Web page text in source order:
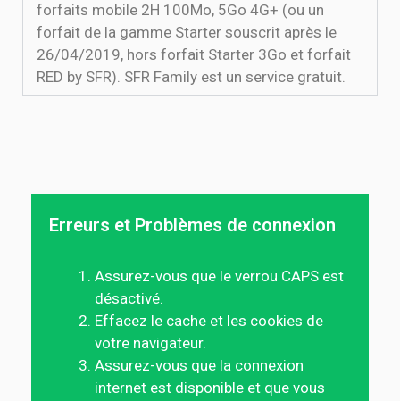
forfaits mobile 2H 100Mo, 5Go 4G+ (ou un
forfait de la gamme Starter souscrit après le
26/04/2019, hors forfait Starter 3Go et forfait
RED by SFR). SFR Family est un service gratuit.
Erreurs et Problèmes de connexion
Assurez-vous que le verrou CAPS est
désactivé.
Effacez le cache et les cookies de
votre navigateur.
Assurez-vous que la connexion
internet est disponible et que vous